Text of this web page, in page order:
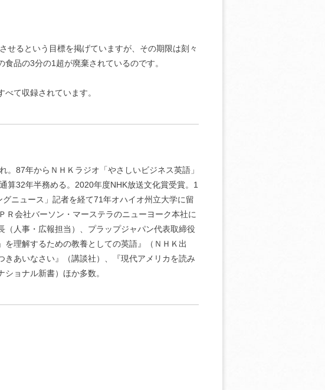
せるという目標を掲げていますが、その期限は刻々
品の3分の1超が廃棄されているのです。
て収録されています。
87年からＮＨＫラジオ「やさしいビジネス英語」
算32年半務める。2020年度NHK放送文化賞受賞。1
ニュース」記者を経て71年オハイオ州立大学に留
会社バーソン・マーステラのニューヨーク本社に
人事・広報担当）、プラップジャパン代表取締役
理解するための教養としての英語』（ＮＨＫ出
あいなさい』（講談社）、『現代アメリカを読み
ョナル新書）ほか多数。